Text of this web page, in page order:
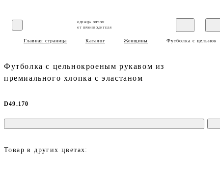
ОДЕЖДА ОПТОМ
ОТ ПРОИЗВОДИТЕЛЯ
Главная страница Каталог Женщины Футболка с
Футболка с цельнокроеным рукавом из
премиального хлопка с эластаном
D49.170
Товар в других цветах: